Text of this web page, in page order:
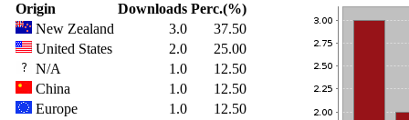
Origin
Downloads Perc.(%)
New Zealand
3.0
37.50
United States
2.0
25.00
N/A
1.0
12.50
China
1.0
12.50
Europe
1.0
12.50